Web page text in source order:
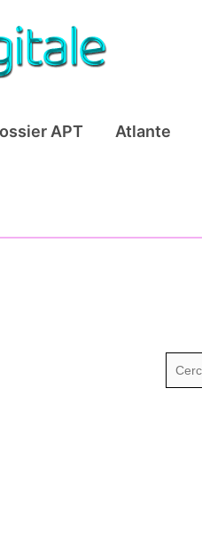
APT Atlante